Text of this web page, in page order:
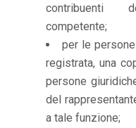
contribuenti
competente;
per le
registrata, una
persone
del
a tale funzione;